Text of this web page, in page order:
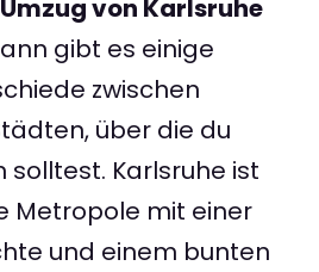
Umzug von Karlsruhe
gibt es einige
zwischen
über die du
solltest. Karlsruhe ist
Metropole mit einer
und einem bunten